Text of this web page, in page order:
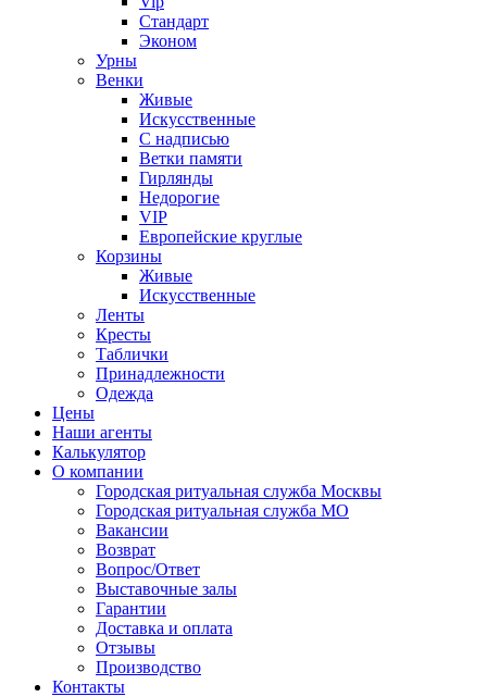
Стандарт
Эконом
Урны
Венки
Живые
Искусственные
С надписью
Ветки памяти
Гирлянды
Недорогие
VIP
Европейские круглые
Корзины
Живые
Искусственные
Ленты
Кресты
Таблички
Принадлежности
Одежда
Цены
Наши агенты
Калькулятор
О компании
Городская ритуальная служба Москвы
Городская ритуальная служба МО
Вакансии
Возврат
Вопрос/Ответ
Выставочные залы
Гарантии
Доставка и оплата
Отзывы
Производство
Контакты